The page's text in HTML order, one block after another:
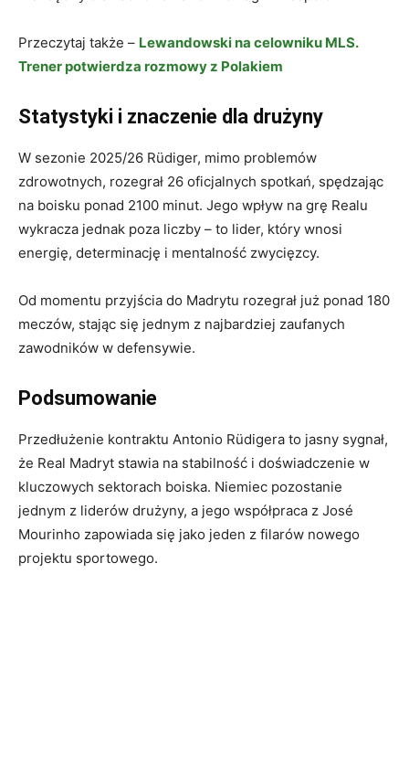
Przeczytaj także – Lewandowski na celowniku MLS.
Trener potwierdza rozmowy z Polakiem
Statystyki i znaczenie dla drużyny
W sezonie 2025/26 Rüdiger, mimo problemów
zdrowotnych, rozegrał 26 oficjalnych spotkań, spędzając
na boisku ponad 2100 minut. Jego wpływ na grę Realu
wykracza jednak poza liczby – to lider, który wnosi
energię, determinację i mentalność zwycięzcy.
Od momentu przyjścia do Madrytu rozegrał już ponad 180
meczów, stając się jednym z najbardziej zaufanych
zawodników w defensywie.
Podsumowanie
Przedłużenie kontraktu Antonio Rüdigera to jasny sygnał,
że Real Madryt stawia na stabilność i doświadczenie w
kluczowych sektorach boiska. Niemiec pozostanie
jednym z liderów drużyny, a jego współpraca z José
Mourinho zapowiada się jako jeden z filarów nowego
projektu sportowego.